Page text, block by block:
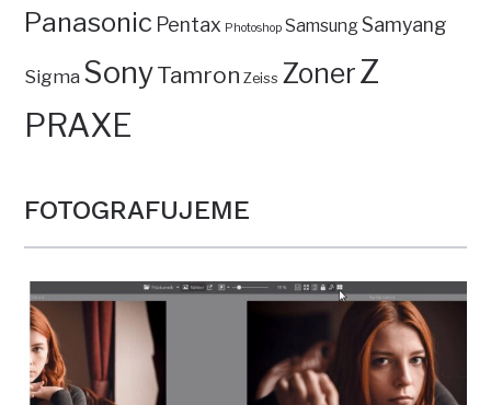
Panasonic Pentax Photoshop SamsungSamyang
Sigma SonyTamron Zeiss ZonerZ
PRAXE
FOTOGRAFUJEME